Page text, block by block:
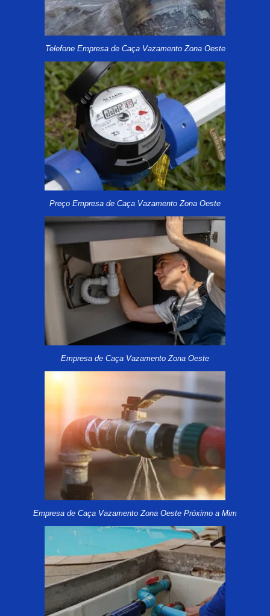
Telefone Empresa de Caça Vazamento Zona Oeste
Preço Empresa de Caça Vazamento Zona Oeste
Empresa de Caça Vazamento Zona Oeste
Empresa de Caça Vazamento Zona Oeste Próximo a Mim